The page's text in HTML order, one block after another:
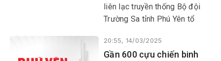
liên lạc truyền thống Bộ đội
Trường Sa tỉnh Phú Yên tổ
thống đấu tranh bảo vệ chủ
quyền của Tổ quốc trên biển
20:55, 14/03/2025
Gần 600 cựu chiến binh